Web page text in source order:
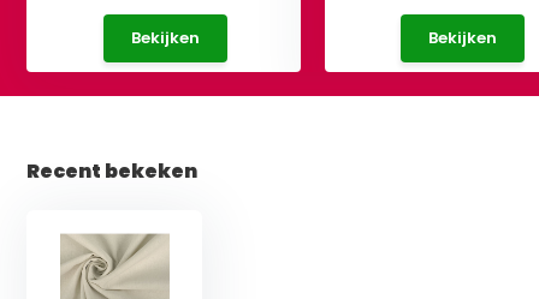
Bekijken Bekijken
Recent bekeken